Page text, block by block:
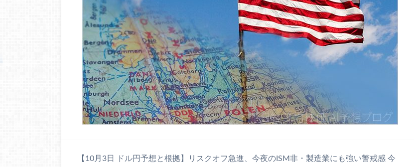
【10月3日 ドル円予想と根拠】リスクオフ急進、今夜のISM非・製造業にも強い警戒感 今